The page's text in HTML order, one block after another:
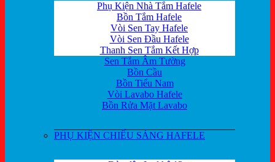
Phụ Kiện Nhà Tắm Hafele
Bồn Tắm Hafele
Vòi Sen Tay Hafele
Vòi Sen Đầu Hafele
Thanh Sen Tắm Kết Hợp
Sen Tắm Âm Tường
Bồn Cầu
Bồn Tiểu Nam
Vòi Lavabo Hafele
Bồn Rửa Mặt Lavabo
PHỤ KIỆN CHIẾU SÁNG HAFELE